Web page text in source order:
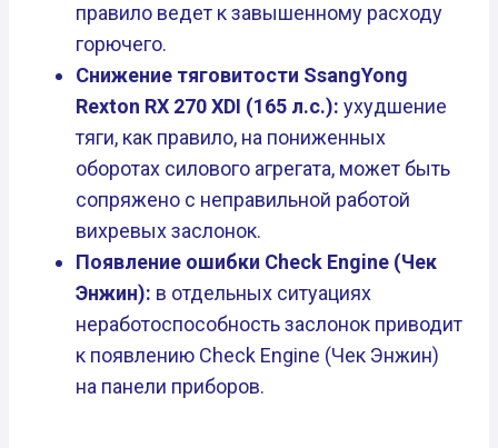
правило ведет к завышенному расходу
горючего.
Снижение тяговитости SsangYong
Rexton RX 270 XDI (165 л.с.): ухудшение
тяги, как правило, на пониженных
оборотах силового агрегата, может быть
сопряжено с неправильной работой
вихревых заслонок.
Появление ошибки Check Engine (Чек
Энжин): в отдельных ситуациях
неработоспособность заслонок приводит
к появлению Check Engine (Чек Энжин)
на панели приборов.